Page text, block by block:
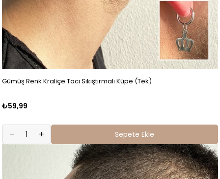
Gümüş Renk Kraliçe Tacı Sıkıştırmalı Küpe (Tek)
₺59,99
Sepete Ekle